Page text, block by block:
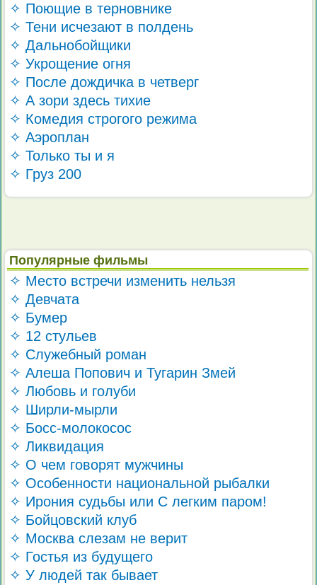
✧ Поющие в терновнике
✧ Тени исчезают в полдень
✧ Дальнобойщики
✧ Укрощение огня
✧ После дождичка в четверг
✧ А зори здесь тихие
✧ Комедия строгого режима
✧ Аэроплан
✧ Только ты и я
✧ Груз 200
Популярные фильмы
✧ Место встречи изменить нельзя
✧ Девчата
✧ Бумер
✧ 12 стульев
✧ Служебный роман
✧ Алеша Попович и Тугарин Змей
✧ Любовь и голуби
✧ Ширли-мырли
✧ Босс-молокосос
✧ Ликвидация
✧ О чем говорят мужчины
✧ Особенности национальной рыбалки
✧ Ирония судьбы или С легким паром!
✧ Бойцовский клуб
✧ Москва слезам не верит
✧ Гостья из будущего
✧ У людей так бывает